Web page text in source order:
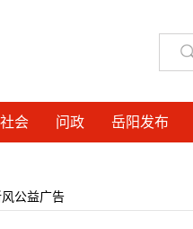
社会 问政 岳阳发布
公益广告